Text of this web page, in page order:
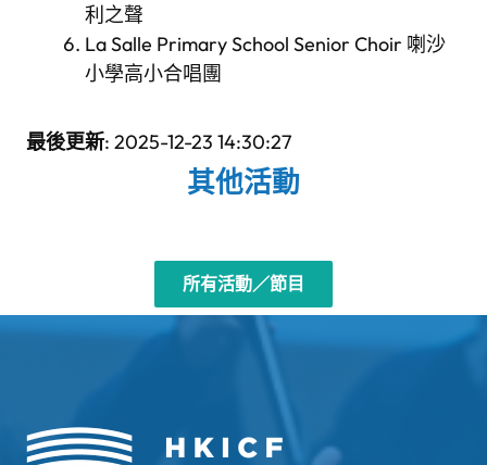
利之聲
La Salle Primary School Senior Choir 喇沙
小學高小合唱團
最後更新: 2025-12-23 14:30:27
其他活動
所有活動／節目